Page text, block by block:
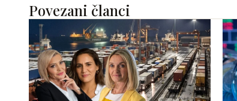
Povezani članci